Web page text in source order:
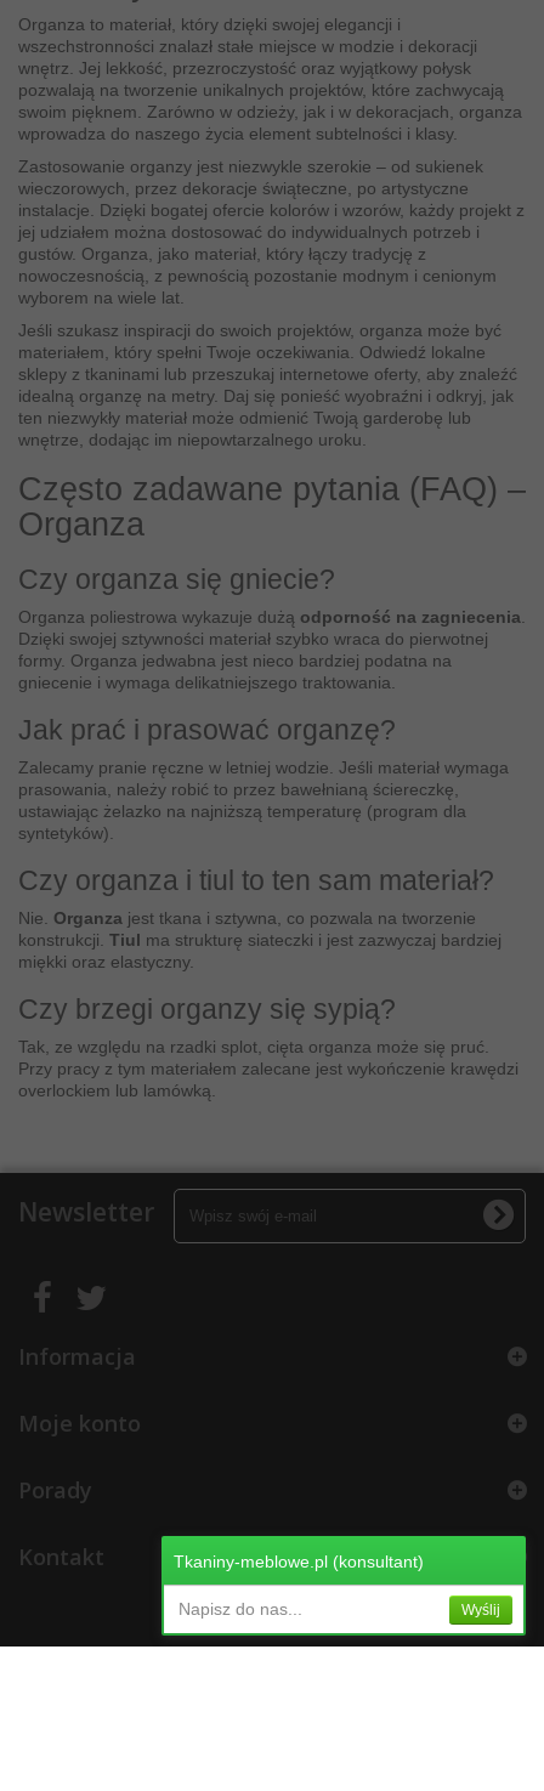
Organza to materiał, który dzięki swojej elegancji i
wszechstronności znalazł stałe miejsce w modzie i dekoracji
wnętrz. Jej lekkość, przezroczystość oraz wyjątkowy połysk
pozwalają na tworzenie unikalnych projektów, które zachwycają
swoim pięknem. Zarówno w odzieży, jak i w dekoracjach, organza
wprowadza do naszego życia element subtelności i klasy.
Zastosowanie organzy jest niezwykle szerokie – od sukienek
wieczorowych, przez dekoracje świąteczne, po artystyczne
instalacje. Dzięki bogatej ofercie kolorów i wzorów, każdy projekt z
jej udziałem można dostosować do indywidualnych potrzeb i
gustów. Organza, jako materiał, który łączy tradycję z
nowoczesnością, z pewnością pozostanie modnym i cenionym
wyborem na wiele lat.
Jeśli szukasz inspiracji do swoich projektów, organza może być
materiałem, który spełni Twoje oczekiwania. Odwiedź lokalne
sklepy z tkaninami lub przeszukaj internetowe oferty, aby znaleźć
idealną organzę na metry. Daj się ponieść wyobraźni i odkryj, jak
ten niezwykły materiał może odmienić Twoją garderobę lub
wnętrze, dodając im niepowtarzalnego uroku.
Często zadawane pytania (FAQ) –
Organza
Czy organza się gniecie?
Organza poliestrowa wykazuje dużą odporność na zagniecenia.
Dzięki swojej sztywności materiał szybko wraca do pierwotnej
formy. Organza jedwabna jest nieco bardziej podatna na
gniecenie i wymaga delikatniejszego traktowania.
Jak prać i prasować organzę?
Zalecamy pranie ręczne w letniej wodzie. Jeśli materiał wymaga
prasowania, należy robić to przez bawełnianą ściereczkę,
ustawiając żelazko na najniższą temperaturę (program dla
syntetyków).
Czy organza i tiul to ten sam materiał?
Nie. Organza jest tkana i sztywna, co pozwala na tworzenie
konstrukcji. Tiul ma strukturę siateczki i jest zazwyczaj bardziej
miękki oraz elastyczny.
Czy brzegi organzy się sypią?
Tak, ze względu na rzadki splot, cięta organza może się pruć.
Przy pracy z tym materiałem zalecane jest wykończenie krawędzi
overlockiem lub lamówką.
Newsletter
Informacja
Moje konto
Porady
Kontakt Tkaniny-meblowe.pl (konsultant)
Napisz do nas... Wyślij